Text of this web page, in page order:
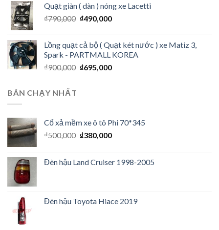
Quạt giàn ( dàn ) nóng xe Lacetti
₫790,000 ₫490,000
Lồng quạt cả bộ ( Quạt két nước ) xe Matiz 3,
Spark - PARTMALL KOREA
₫900,000 ₫695,000
BÁN CHẠY NHẤT
Cổ xả mềm xe ô tô Phi 70*345
₫500,000 ₫380,000
Đèn hậu Land Cruiser 1998-2005
Đèn hậu Toyota Hiace 2019